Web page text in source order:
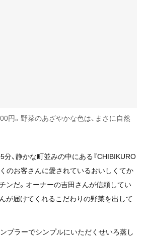
円。野菜のあざやかな色は、まさに自然
、静かな町並みの中にある『CHIBIKURO
くのお客さんに愛されているおいしくてか
ンだ。オーナーの吉田さんが信頼してい
が届けてくれるこだわりの野菜を出して
ンプラーでシンプルにいただくせいろ蒸し